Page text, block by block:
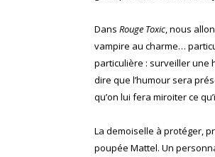
Dans Rouge Toxic, nous
vampire au charme…
particulière : surveiller une
dire que l’humour sera
qu’on lui fera miroiter ce
La demoiselle à protéger,
poupée Mattel. Un